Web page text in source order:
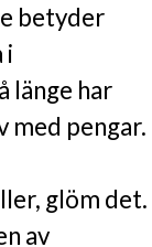
betyder
i
länge har
med pengar.
glöm det.
av